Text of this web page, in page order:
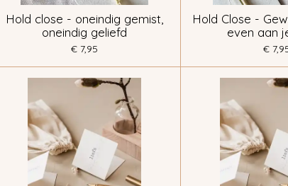
Hold close - oneindig gemist,
oneindig geliefd
€ 7,95
Hold Close -
even aan
€